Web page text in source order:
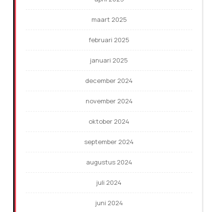
maart 2025
februari 2025
januari 2025
december 2024
november 2024
oktober 2024
september 2024
augustus 2024
juli 2024
juni 2024